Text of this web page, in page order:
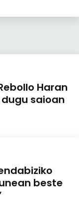
Haran
saioan
beste